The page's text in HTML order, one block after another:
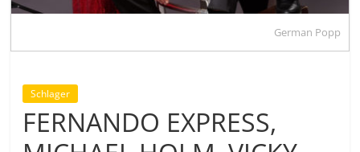
German Popp
Schlager
FERNANDO EXPRESS,